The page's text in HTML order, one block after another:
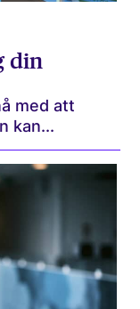
din
med att
kan...